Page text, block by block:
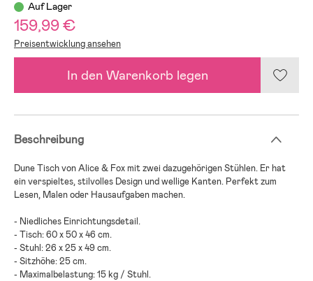
Auf Lager
159,99 €
Preisentwicklung ansehen
In den Warenkorb legen
Beschreibung
Dune Tisch von Alice & Fox mit zwei dazugehörigen Stühlen. Er hat
ein verspieltes, stilvolles Design und wellige Kanten. Perfekt zum
Lesen, Malen oder Hausaufgaben machen.
- Niedliches Einrichtungsdetail.
- Tisch: 60 x 50 x 46 cm.
- Stuhl: 26 x 25 x 49 cm.
- Sitzhöhe: 25 cm.
- Maximalbelastung: 15 kg / Stuhl.